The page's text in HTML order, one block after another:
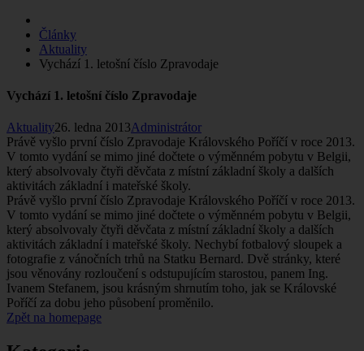
Články
Aktuality
Vychází­ 1. letošní­ čí­slo Zpravodaje
Vychází­ 1. letošní­ čí­slo Zpravodaje
Aktuality26. ledna 2013Administrátor
Právě vyšlo první­ čí­slo Zpravodaje Královského Poří­čí­ v roce 2013.
V tomto vydání­ se mimo jiné dočtete o výměnném pobytu v Belgii,
který absolvovaly čtyři děvčata z mí­stní­ základní­ školy a další­ch
aktivitách základní­ i mateřské školy.
Právě vyšlo první­ čí­slo Zpravodaje Královského Poří­čí­ v roce 2013.
V tomto vydání­ se mimo jiné dočtete o výměnném pobytu v Belgii,
který absolvovaly čtyři děvčata z mí­stní­ základní­ školy a další­ch
aktivitách základní­ i mateřské školy. Nechybí­ fotbalový sloupek a
fotografie z vánoční­ch trhů na Statku Bernard. Dvě stránky, které
jsou věnovány rozloučení­ s odstupují­cí­m starostou, panem Ing.
Ivanem Stefanem, jsou krásným shrnutí­m toho, jak se Královské
Poří­čí­ za dobu jeho působení­ proměnilo.
Zpět na homepage